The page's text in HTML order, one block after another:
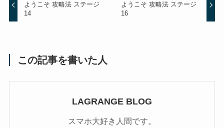
ようこそ 攻略法 ステージ
14
ようこそ 攻略法 ステージ
16
この記事を書いた人
LAGRANGE BLOG
スマホ大好き人間です。